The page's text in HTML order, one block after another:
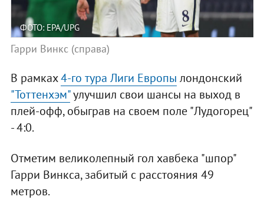
ФОТО: EPA/UPG
Гарри Винкс (справа)
В рамках4-го тура Лиги Европы лондонский
"Тоттенхэм"улучшил свои шансы на выход в
плей-офф, обыграв на своем поле "Лудогорец"
- 4:0.
Отметим великолепный гол хавбека "шпор"
Гарри Винкса, забитый с расстояния 49
метров.